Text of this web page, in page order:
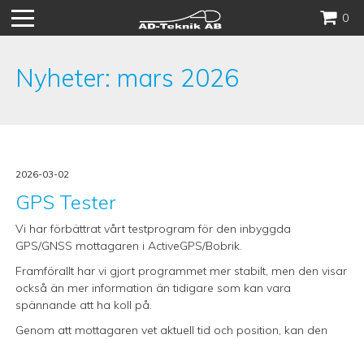
0
Hoppa
Nyheter: mars 2026
2026-03-02
GPS Tester
Vi har förbättrat vårt testprogram för den inbyggda
GPS/GNSS mottagaren i ActiveGPS/Bobrik.
Framförallt har vi gjort programmet mer stabilt, men den visar
också än mer information än tidigare som kan vara
spännande att ha koll på.
Genom att mottagaren vet aktuell tid och position, kan den